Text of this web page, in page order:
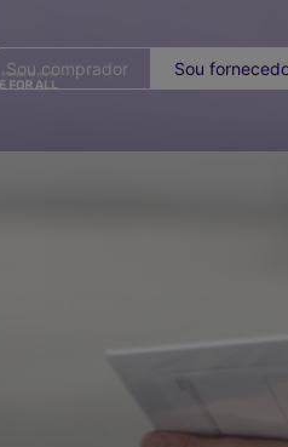
Sou comprador Sou